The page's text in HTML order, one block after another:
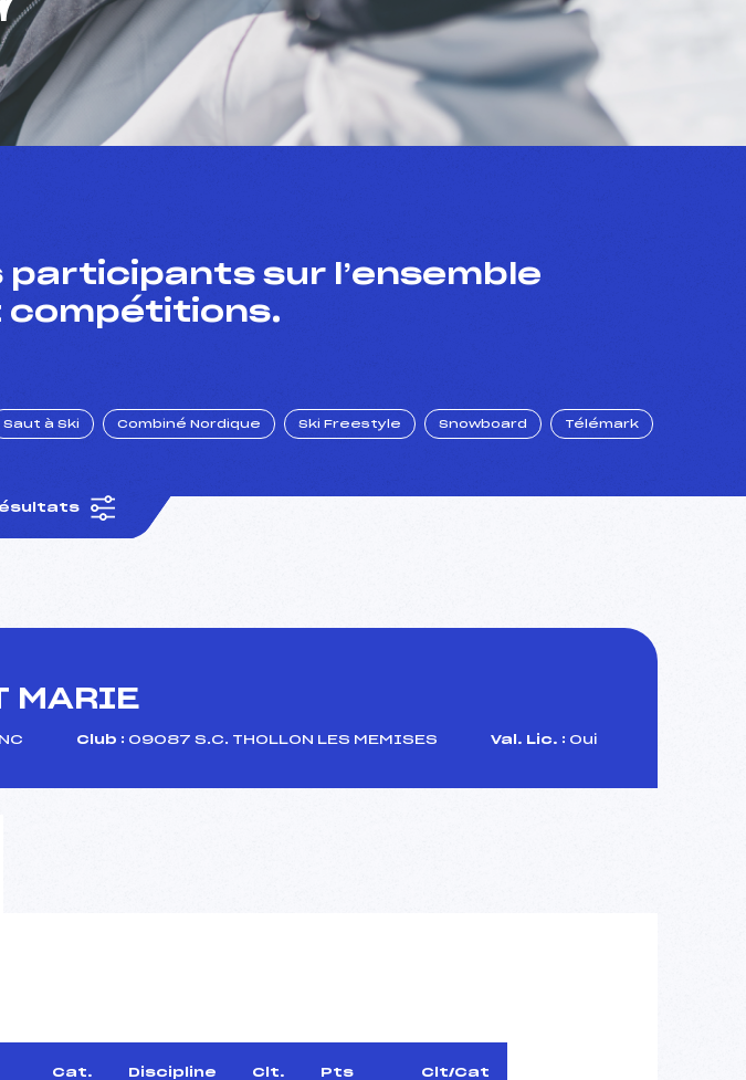
sur l’ensemble
compétitions.
Saut à Ski Combiné Nordique Ski Freestyle Snowboard Télémark
MARIE
Club : 09087 S.C. THOLLON LES MEMISES Val. Lic. : Oui
Cat. Discipline Clt. Pts Clt/Cat